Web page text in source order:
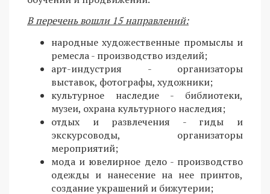
В перечень вошли 15 направлений:
народные художественные промыслы и
ремесла - производство изделий;
арт-индустрия - организаторы
выставок, фотографы, художники;
культурное наследие - библиотеки,
музеи, охрана культурного наследия;
отдых и развлечения - гиды и
экскурсоводы, организаторы
мероприятий;
мода и ювелирное дело - производство
одежды и нанесение на нее принтов,
создание украшений и бижутерии;